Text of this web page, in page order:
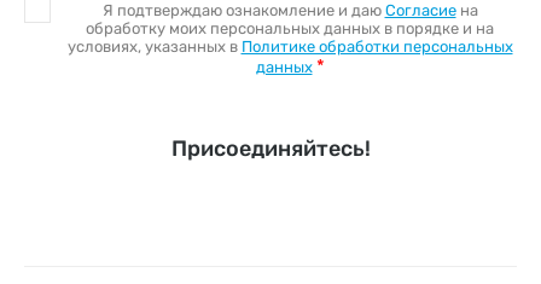
Присоединяйтесь!
Я подтверждаю ознакомление и даю Согласиена
обработку моих персональных данных в порядке и на
условиях, указанных в Политике обработки персональных
данных *